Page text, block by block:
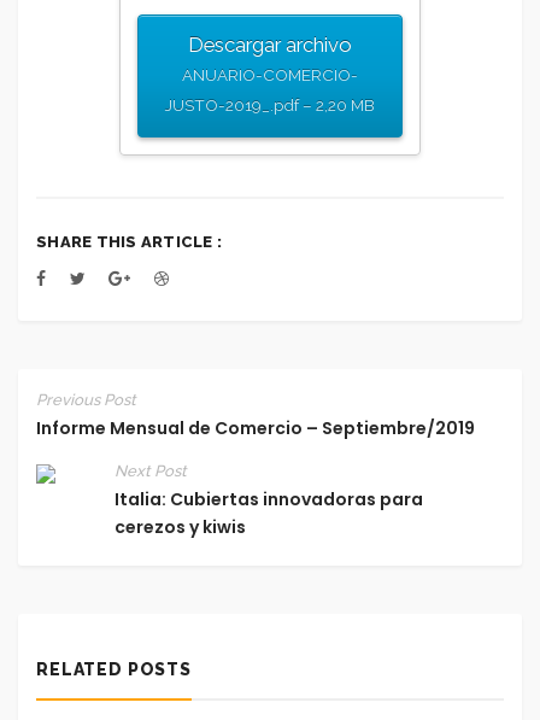
Descargar archivo
ANUARIO-COMERCIO-
JUSTO-2019_.pdf – 2,20 MB
SHARE THIS ARTICLE :
Previous Post
Informe Mensual de Comercio – Septiembre/2019
Next Post
Italia: Cubiertas innovadoras para
cerezos y kiwis
RELATED POSTS